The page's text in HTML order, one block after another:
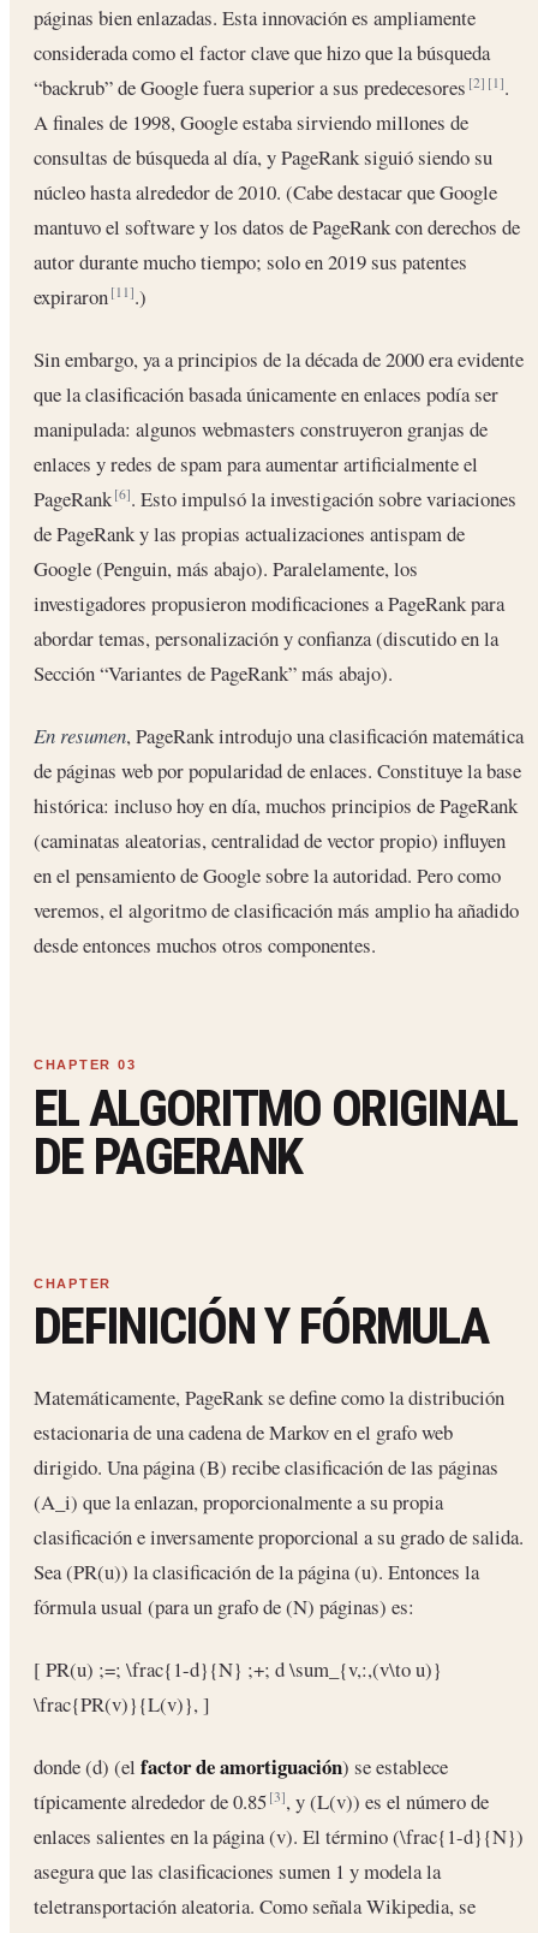
páginas bien enlazadas. Esta innovación es ampliamente
considerada como el factor clave que hizo que la búsqueda
“backrub” de Google fuera superior a sus predecesores[2] [1].
A finales de 1998, Google estaba sirviendo millones de
consultas de búsqueda al día, y PageRank siguió siendo su
núcleo hasta alrededor de 2010. (Cabe destacar que Google
mantuvo el software y los datos de PageRank con derechos de
autor durante mucho tiempo; solo en 2019 sus patentes
expiraron[11].)
Sin embargo, ya a principios de la década de 2000 era evidente
que la clasificación basada únicamente en enlaces podía ser
manipulada: algunos webmasters construyeron granjas de
enlaces y redes de spam para aumentar artificialmente el
PageRank[6]. Esto impulsó la investigación sobre variaciones
de PageRank y las propias actualizaciones antispam de
Google (Penguin, más abajo). Paralelamente, los
investigadores propusieron modificaciones a PageRank para
abordar temas, personalización y confianza (discutido en la
Sección “Variantes de PageRank” más abajo).
En resumen, PageRank introdujo una clasificación matemática
de páginas web por popularidad de enlaces. Constituye la base
histórica: incluso hoy en día, muchos principios de PageRank
(caminatas aleatorias, centralidad de vector propio) influyen
en el pensamiento de Google sobre la autoridad. Pero como
veremos, el algoritmo de clasificación más amplio ha añadido
desde entonces muchos otros componentes.
EL ALGORITMO ORIGINAL
DE PAGERANK
DEFINICIÓN Y FÓRMULA
Matemáticamente, PageRank se define como la distribución
estacionaria de una cadena de Markov en el grafo web
dirigido. Una página (B) recibe clasificación de las páginas
(A_i) que la enlazan, proporcionalmente a su propia
clasificación e inversamente proporcional a su grado de salida.
Sea (PR(u)) la clasificación de la página (u). Entonces la
fórmula usual (para un grafo de (N) páginas) es:
[ PR(u) ;=; \frac{1-d}{N} ;+; d \sum_{v,:,(v\to u)}
\frac{PR(v)}{L(v)}, ]
donde (d) (el factor de amortiguación) se establece
típicamente alrededor de 0.85[3], y (L(v)) es el número de
enlaces salientes en la página (v). El término (\frac{1-d}{N})
asegura que las clasificaciones sumen 1 y modela la
teletransportación aleatoria. Como señala Wikipedia, se